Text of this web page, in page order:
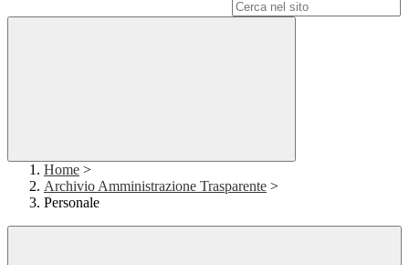
Home >
Archivio Amministrazione Trasparente >
Personale